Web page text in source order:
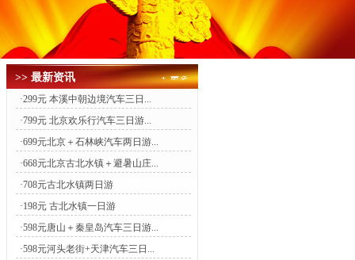
>> 最新资讯
·299元 本溪中朝边境汽车三日...
·799元 北京欢乐行汽车三日游...
·699元北京＋石林峡汽车两日游...
·668元北京古北水镇＋避暑山庄...
·708元古北水镇两日游
·198元 古北水镇一日游
·598元唐山＋秦皇岛汽车三日游...
·598元河头老街+天津汽车三日...